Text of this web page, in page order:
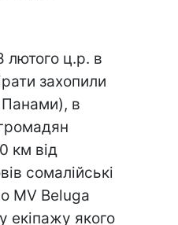
лютого ц.р. в
захопили
в
км від
сомалійські
MV Beluga
екіпажу якого